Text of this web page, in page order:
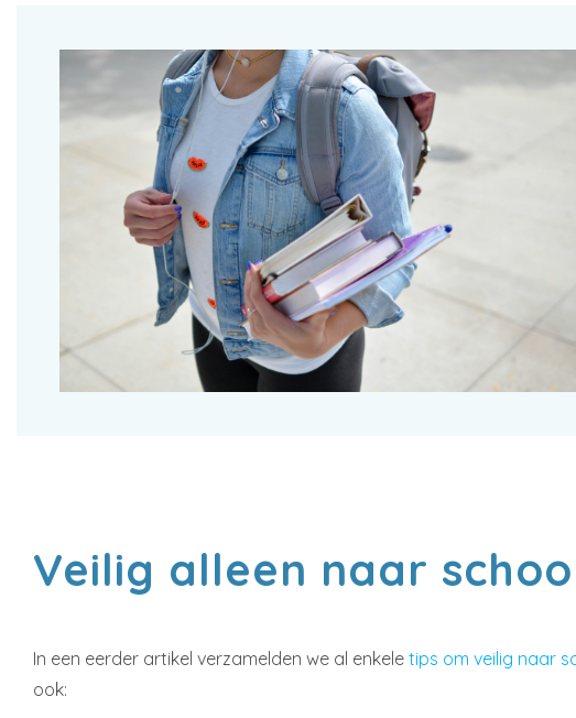
Veilig alleen naar
In een eerder artikel verzamelden we al enkele tips om veilig naar
ook: